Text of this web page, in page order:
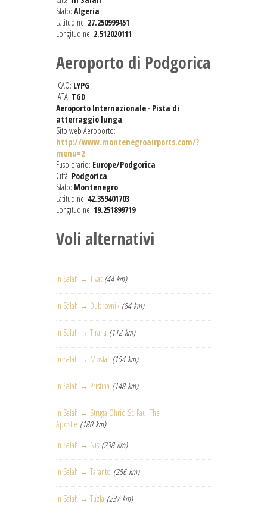
Stato: Algeria
Latitudine: 27.250999451
Longitudine: 2.512020111
Aeroporto di Podgorica
ICAO: LYPG
IATA: TGD
Aeroporto Internazionale- Pista di
atterraggio lunga
Sito web Aeroporto:
http://www.montenegroairports.com/?
menu=2
Fuso orario: Europe/Podgorica
Città: Podgorica
Stato: Montenegro
Latitudine: 42.359401703
Longitudine: 19.251899719
Voli alternativi
In Salah → Tivat (44 km)
In Salah → Dubrovnik (84 km)
In Salah → Tirana (112 km)
In Salah → Mostar (154 km)
In Salah → Pristina (148 km)
In Salah → Struga Ohrid St. Paul The
Apostle (180 km)
In Salah → Nis (238 km)
In Salah → Taranto (256 km)
In Salah → Tuzla (237 km)